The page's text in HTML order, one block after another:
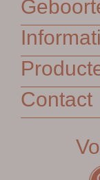
Contact